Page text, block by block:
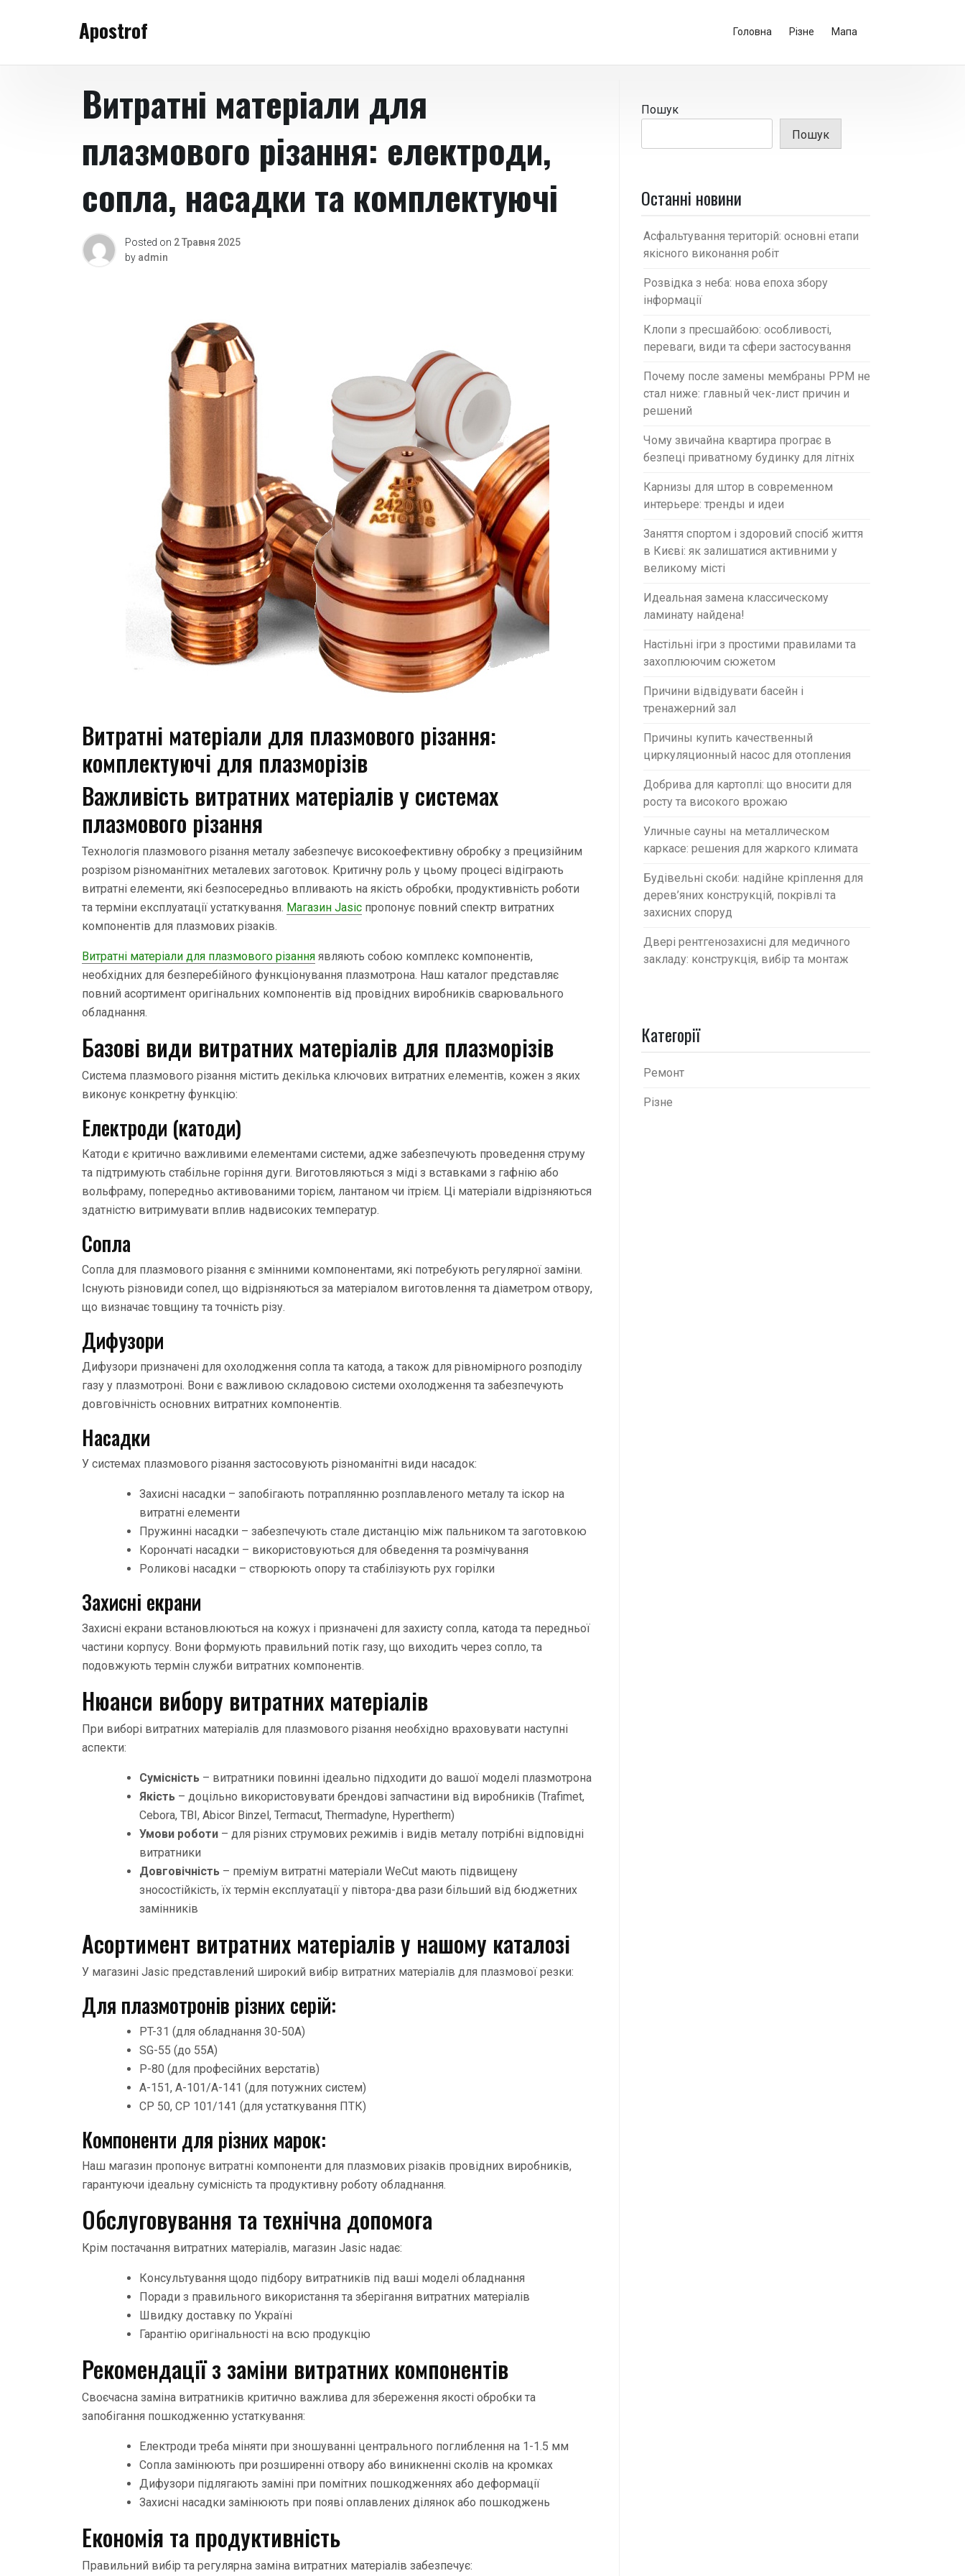
Apostrof Головна Різне Мапа
Витратні матеріали для
плазмового різання: електроди,
сопла, насадки та комплектуючі
Posted on 2 Травня 2025
by admin
Витратні матеріали для плазмового різання:
комплектуючі для плазморізів
Важливість витратних матеріалів у системах
плазмового різання
Технологія плазмового різання металу забезпечує високоефективну обробку з прецизійним
розрізом різноманітних металевих заготовок. Критичну роль у цьому процесі відіграють
витратні елементи, які безпосередньо впливають на якість обробки, продуктивність роботи
та терміни експлуатації устаткування. Магазин Jasic пропонує повний спектр витратних
компонентів для плазмових різаків.
Витратні матеріали для плазмового різання являють собою комплекс компонентів,
необхідних для безперебійного функціонування плазмотрона. Наш каталог представляє
повний асортимент оригінальних компонентів від провідних виробників сварювального
обладнання.
Базові види витратних матеріалів для плазморізів
Система плазмового різання містить декілька ключових витратних елементів, кожен з яких
виконує конкретну функцію:
Електроди (катоди)
Катоди є критично важливими елементами системи, адже забезпечують проведення струму
та підтримують стабільне горіння дуги. Виготовляються з міді з вставками з гафнію або
вольфраму, попередньо активованими торієм, лантаном чи ітрієм. Ці матеріали відрізняються
здатністю витримувати вплив надвисоких температур.
Сопла
Сопла для плазмового різання є змінними компонентами, які потребують регулярної заміни.
Існують різновиди сопел, що відрізняються за матеріалом виготовлення та діаметром отвору,
що визначає товщину та точність різу.
Дифузори
Дифузори призначені для охолодження сопла та катода, а також для рівномірного розподілу
газу у плазмотроні. Вони є важливою складовою системи охолодження та забезпечують
довговічність основних витратних компонентів.
Насадки
У системах плазмового різання застосовують різноманітні види насадок:
Захисні насадки – запобігають потраплянню розплавленого металу та іскор на
витратні елементи
Пружинні насадки – забезпечують стале дистанцію між пальником та заготовкою
Корончаті насадки – використовуються для обведення та розмічування
Роликові насадки – створюють опору та стабілізують рух горілки
Захисні екрани
Захисні екрани встановлюються на кожух і призначені для захисту сопла, катода та передньої
частини корпусу. Вони формують правильний потік газу, що виходить через сопло, та
подовжують термін служби витратних компонентів.
Нюанси вибору витратних матеріалів
При виборі витратних матеріалів для плазмового різання необхідно враховувати наступні
аспекти:
Сумісність – витратники повинні ідеально підходити до вашої моделі плазмотрона
Якість – доцільно використовувати брендові запчастини від виробників (Trafimet,
Cebora, TBI, Abicor Binzel, Termacut, Thermadyne, Hypertherm)
Умови роботи – для різних струмових режимів і видів металу потрібні відповідні
витратники
Довговічність – преміум витратні матеріали WeCut мають підвищену
зносостійкість, їх термін експлуатації у півтора-два рази більший від бюджетних
замінників
Асортимент витратних матеріалів у нашому каталозі
У магазині Jasic представлений широкий вибір витратних матеріалів для плазмової резки:
Для плазмотронів різних серій:
PT-31 (для обладнання 30-50А)
SG-55 (до 55А)
P-80 (для професійних верстатів)
A-151, A-101/A-141 (для потужних систем)
CP 50, CP 101/141 (для устаткування ПТК)
Компоненти для різних марок:
Наш магазин пропонує витратні компоненти для плазмових різаків провідних виробників,
гарантуючи ідеальну сумісність та продуктивну роботу обладнання.
Обслуговування та технічна допомога
Крім постачання витратних матеріалів, магазин Jasic надає:
Консультування щодо підбору витратників під ваші моделі обладнання
Поради з правильного використання та зберігання витратних матеріалів
Швидку доставку по Україні
Гарантію оригінальності на всю продукцію
Рекомендації з заміни витратних компонентів
Своєчасна заміна витратників критично важлива для збереження якості обробки та
запобігання пошкодженню устаткування:
Електроди треба міняти при зношуванні центрального поглиблення на 1-1.5 мм
Сопла замінюють при розширенні отвору або виникненні сколів на кромках
Дифузори підлягають заміні при помітних пошкодженнях або деформації
Захисні насадки замінюють при появі оплавлених ділянок або пошкоджень
Економія та продуктивність
Правильний вибір та регулярна заміна витратних матеріалів забезпечує:
Пошук
Пошук
Останні новини
Асфальтування територій: основні етапи
якісного виконання робіт
Розвідка з неба: нова епоха збору
інформації
Клопи з пресшайбою: особливості,
переваги, види та сфери застосування
Почему после замены мембраны PPM не
стал ниже: главный чек-лист причин и
решений
Чому звичайна квартира програє в
безпеці приватному будинку для літніх
Карнизы для штор в современном
интерьере: тренды и идеи
Заняття спортом і здоровий спосіб життя
в Києві: як залишатися активними у
великому місті
Идеальная замена классическому
ламинату найдена!
Настільні ігри з простими правилами та
захоплюючим сюжетом
Причини відвідувати басейн і
тренажерний зал
Причины купить качественный
циркуляционный насос для отопления
Добрива для картоплі: що вносити для
росту та високого врожаю
Уличные сауны на металлическом
каркасе: решения для жаркого климата
Будівельні скоби: надійне кріплення для
дерев’яних конструкцій, покрівлі та
захисних споруд
Двері рентгенозахисні для медичного
закладу: конструкція, вибір та монтаж
Категорії
Ремонт
Різне